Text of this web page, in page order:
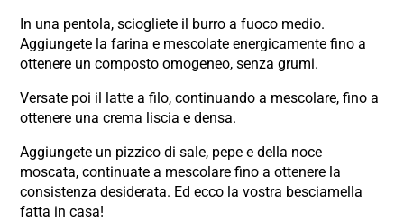
In una pentola, sciogliete il burro a fuoco medio.
Aggiungete la farina e mescolate energicamente fino a
ottenere un composto omogeneo, senza grumi.
Versate poi il latte a filo, continuando a mescolare, fino a
ottenere una crema liscia e densa.
Aggiungete un pizzico di sale, pepe e della noce
moscata, continuate a mescolare fino a ottenere la
consistenza desiderata. Ed ecco la vostra besciamella
fatta in casa!